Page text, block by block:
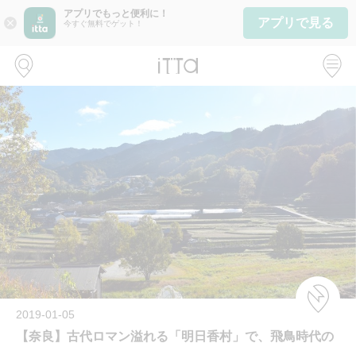
close
アプリでもっと便利に！
今すぐ無料でゲット！ アプリで見る
2019-01-05
【奈良】古代ロマン溢れる「明日香村」で、飛鳥時代の